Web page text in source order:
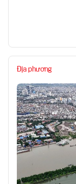
Địa phương